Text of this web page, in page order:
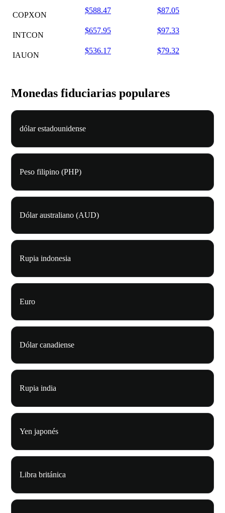
COPXON
$588.47 $87.05
INTCON
$657.95 $97.33
IAUON
$536.17 $79.32
Monedas fiduciarias populares
dólar estadounidense
Peso filipino (PHP)
Dólar australiano (AUD)
Rupia indonesia
Euro
Dólar canadiense
Rupia india
Yen japonés
Libra británica